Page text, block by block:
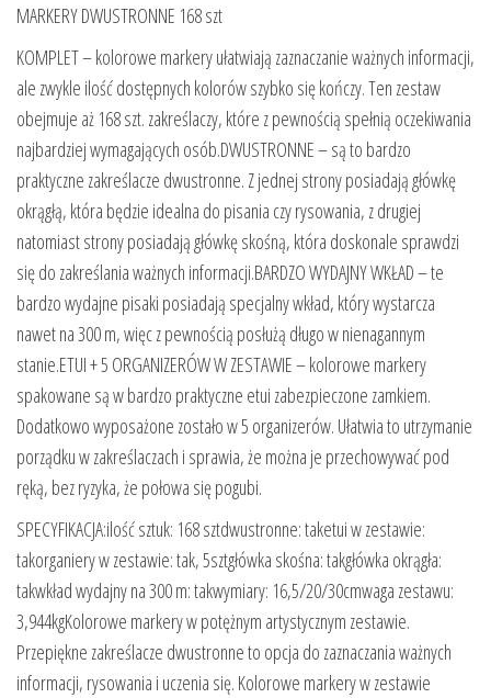
MARKERY DWUSTRONNE 168 szt
KOMPLET – kolorowe markery ułatwiają zaznaczanie ważnych informacji,
ale zwykle ilość dostępnych kolorów szybko się kończy. Ten zestaw
obejmuje aż 168 szt. zakreślaczy, które z pewnością spełnią oczekiwania
najbardziej wymagających osób.DWUSTRONNE – są to bardzo
praktyczne zakreślacze dwustronne. Z jednej strony posiadają główkę
okrągłą, która będzie idealna do pisania czy rysowania, z drugiej
natomiast strony posiadają główkę skośną, która doskonale sprawdzi
się do zakreślania ważnych informacji.BARDZO WYDAJNY WKŁAD – te
bardzo wydajne pisaki posiadają specjalny wkład, który wystarcza
nawet na 300 m, więc z pewnością posłużą długo w nienagannym
stanie.ETUI + 5 ORGANIZERÓW W ZESTAWIE – kolorowe markery
spakowane są w bardzo praktyczne etui zabezpieczone zamkiem.
Dodatkowo wyposażone zostało w 5 organizerów. Ułatwia to utrzymanie
porządku w zakreślaczach i sprawia, że można je przechowywać pod
ręką, bez ryzyka, że połowa się pogubi.
SPECYFIKACJA:ilość sztuk: 168 sztdwustronne: taketui w zestawie:
takorganiery w zestawie: tak, 5sztgłówka skośna: takgłówka okrągła:
takwkład wydajny na 300 m: takwymiary: 16,5/20/30cmwaga zestawu:
3,944kgKolorowe markery w potężnym artystycznym zestawie.
Przepiękne zakreślacze dwustronne to opcja do zaznaczania ważnych
informacji, rysowania i uczenia się. Kolorowe markery w zestawie